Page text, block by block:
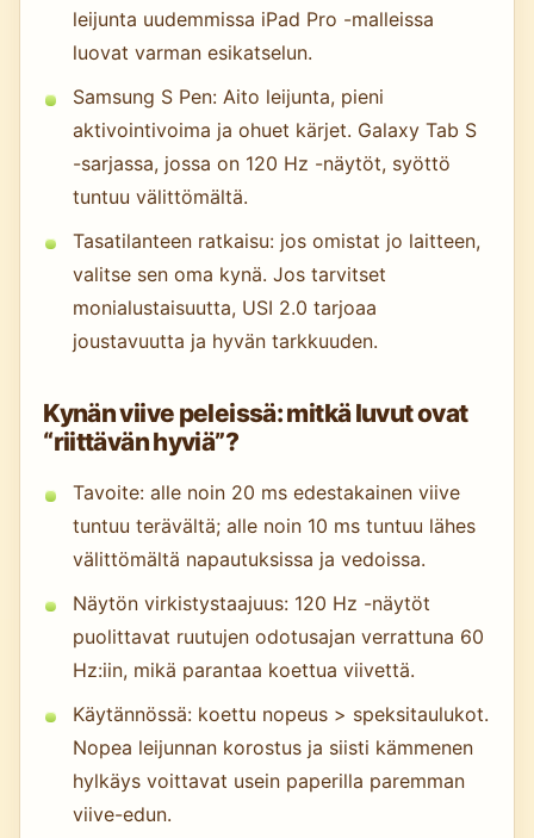
leijunta uudemmissa iPad Pro -malleissa
luovat varman esikatselun.
Samsung S Pen: Aito leijunta, pieni
aktivointivoima ja ohuet kärjet. Galaxy Tab S
-sarjassa, jossa on 120 Hz -näytöt, syöttö
tuntuu välittömältä.
Tasatilanteen ratkaisu: jos omistat jo laitteen,
valitse sen oma kynä. Jos tarvitset
monialustaisuutta, USI 2.0 tarjoaa
joustavuutta ja hyvän tarkkuuden.
Kynän viive peleissä: mitkä luvut ovat
“riittävän hyviä”?
Tavoite: alle noin 20 ms edestakainen viive
tuntuu terävältä; alle noin 10 ms tuntuu lähes
välittömältä napautuksissa ja vedoissa.
Näytön virkistystaajuus: 120 Hz -näytöt
puolittavat ruutujen odotusajan verrattuna 60
Hz:iin, mikä parantaa koettua viivettä.
Käytännössä: koettu nopeus > speksitaulukot.
Nopea leijunnan korostus ja siisti kämmenen
hylkäys voittavat usein paperilla paremman
viive-edun.